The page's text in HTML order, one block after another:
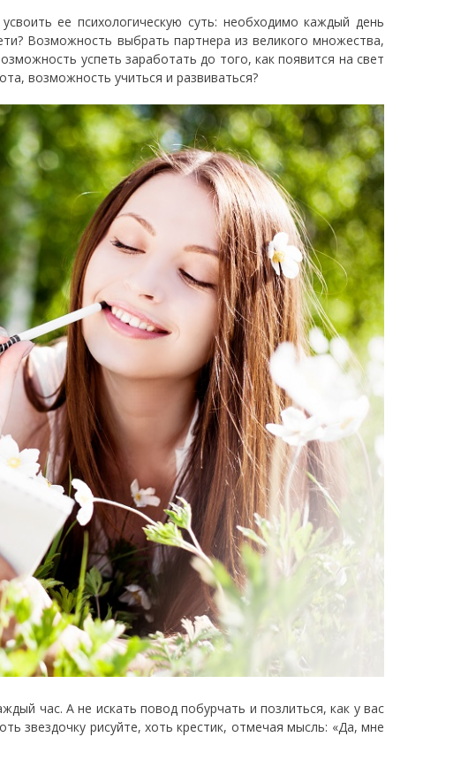
ее психологическую суть: необходимо каждый день
Возможность выбрать партнера из великого множества,
успеть заработать до того, как появится на свет
возможность учиться и развиваться?
час. А не искать повод побурчать и позлиться, как у вас
звездочку рисуйте, хоть крестик, отмечая мысль: «Да, мне